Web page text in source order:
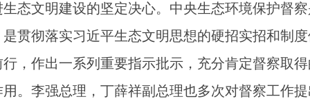
态文明建设的坚定决心。中央生态环境保护督
贯彻落实习近平生态文明思想的硬招实招和制度
，作出一系列重要指示批示，充分肯定督察取得
。李强总理，丁薛祥副总理也多次对督察工作